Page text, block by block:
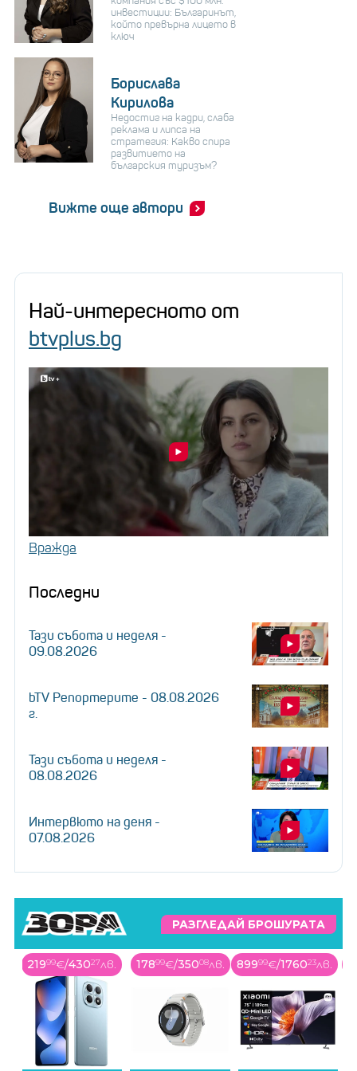
инвестиции: Българинът,
който превърна лицето в
ключ
Борислава
Кирилова
Недостиг на кадри, слаба
реклама и липса на
стратегия: Какво спира
развитието на
българския туризъм?
Вижте още автори
Най-интересното от
btvplus.bg
Вражда
Последни
Тази събота и неделя -
09.08.2026
bTV Репортерите - 08.08.2026
г.
Тази събота и неделя -
08.08.2026
Интервюто на деня -
07.08.2026
РАЗГЛЕДАЙ БРОШУРАТА
17899€/35008лв. 89999€/176023лв. 79500€/155489лв.